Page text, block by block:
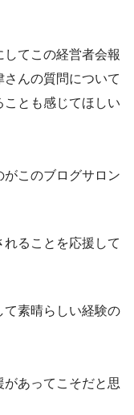
てこの経営者会報
んの質問について
とも感じてほしい
このブログサロン
ることを応援して
て素晴らしい経験の
あってこそだと思